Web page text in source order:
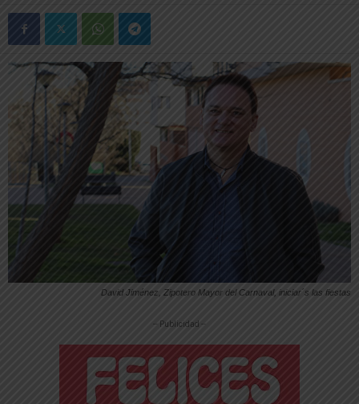
David Jiménez, Zipotero Mayor del Carnaval, iniciar´s las fiestas
-- Publicidad --